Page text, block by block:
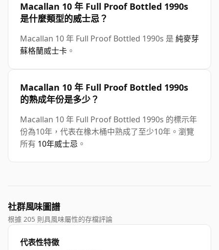
Macallan 10 年 Full Proof Bottled 1990s
是什麼類型的威士忌？
Macallan 10 年 Full Proof Bottled 1990s 是 純麥芽
蘇格蘭威士卡 。
Macallan 10 年 Full Proof Bottled 1990s
的熟成年份是多少？
Macallan 10 年 Full Proof Bottled 1990s 的標示年
份為10年，代表在橡木桶中熟成了至少10年。瀏覽
所有 10年威士忌 。
社群風味圖譜
根據 205 則具風味屬性的存檔評論
代表性特徵